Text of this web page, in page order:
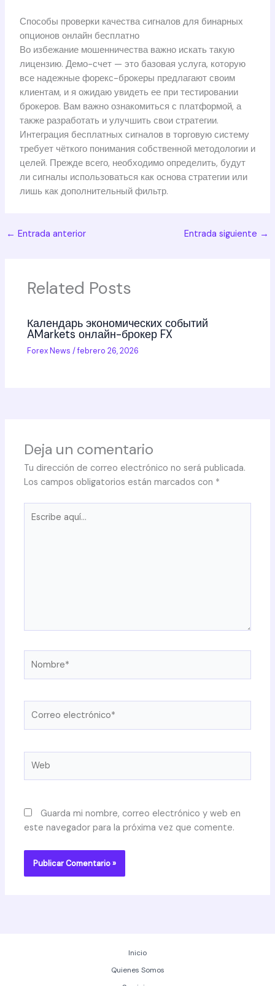
Способы проверки качества сигналов для бинарных
опционов онлайн бесплатно
Во избежание мошенничества важно искать такую
лицензию. Демо-счет — это базовая услуга, которую
все надежные форекс-брокеры предлагают своим
клиентам, и я ожидаю увидеть ее при тестировании
брокеров. Вам важно ознакомиться с платформой, а
также разработать и улучшить свои стратегии.
Интеграция бесплатных сигналов в торговую систему
требует чёткого понимания собственной методологии и
целей. Прежде всего, необходимо определить, будут
ли сигналы использоваться как основа стратегии или
лишь как дополнительный фильтр.
← Entrada anterior Entrada siguiente →
Related Posts
Календарь экономических событий
AMarkets онлайн-брокер FX
Forex News /febrero 26, 2026
Deja un comentario
Tu dirección de correo electrónico no será publicada.
Los campos obligatorios están marcados con *
aquí...
electrónico*
Guarda mi nombre, correo electrónico y web en
este navegador para la próxima vez que comente.
Inicio
Quienes Somos